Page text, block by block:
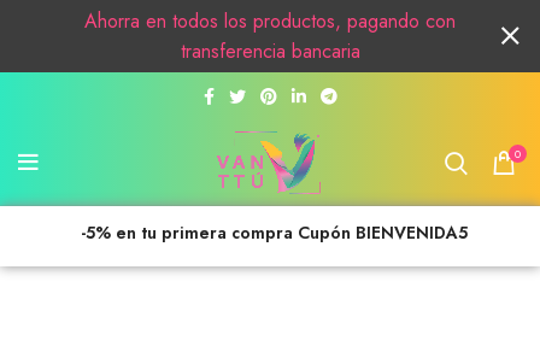
0
-5% en tu primera compra Cupón BIENVENIDA5
Ahorra en todos los productos, pagando con
transferencia bancaria